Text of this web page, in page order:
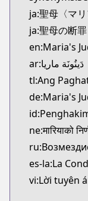
Kitsu
https://
https://
https://
Tonari no
Tonari no
https://
ja:聖母〈マ
ja:聖母の断罪
en:Maria's
ar:دَينُونَة ماريا
tl:Ang
de:Maria's
ne:मारियाको
es-la:La
vi:Lời tuyên